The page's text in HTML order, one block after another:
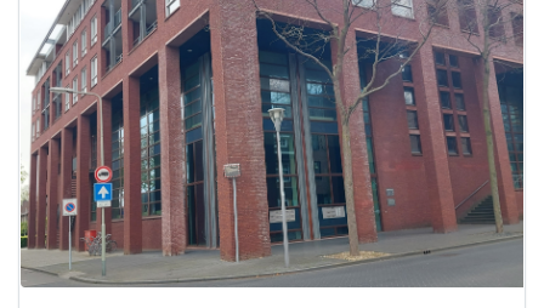
is
waarschijnlijk
al verhuurd
Om kans te
maken moet je
binnen 15
minuten
reageren.
Stekkies helpt
je hierbij!